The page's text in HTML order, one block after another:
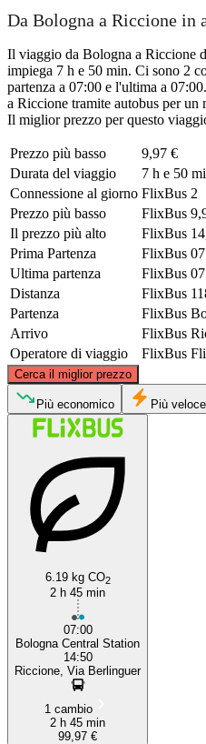
Da Bologna a Riccione in
Il viaggio da Bologna a Riccione
impiega 7 h e 50 min. Ci sono 2
partenza a 07:00 e l'ultima a
a Riccione tramite autobus per
Il miglior prezzo per questo
Prezzo più basso
9,97 €
Durata del viaggio
7 h e 50
Connessione al giorno FlixBus 2
Prezzo più basso
FlixBus
Il prezzo più alto
FlixBus
Prima Partenza
FlixBus
Ultima partenza
FlixBus
Distanza
FlixBus
Partenza
FlixBus
Arrivo
FlixBus
Operatore di viaggio
FlixBus
Cerca il miglior prezzo
Bologna
Più economico Più veloce
6.19 kg CO2
2 h 45 min
07:00
Bologna Central Station
14:50
Riccione, Via Berlinguer
1 cambio
2 h 45 min
99,97 €